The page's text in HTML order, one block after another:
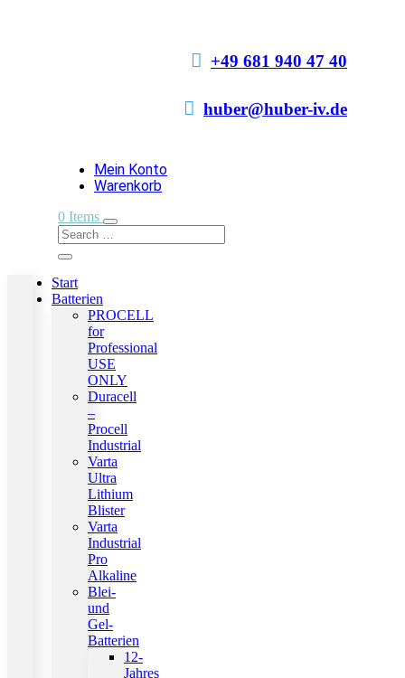
 +49 681 940 47 40
 huber@huber-iv.de
Mein Konto
Warenkorb
0 Items
Start
Batterien
PROCELL
for
Professional
USE
ONLY
Duracell
–
Procell
Industrial
Varta
Ultra
Lithium
Blister
Varta
Industrial
Pro
Alkaline
Blei-
und
Gel-
Batterien
12-
Jahres